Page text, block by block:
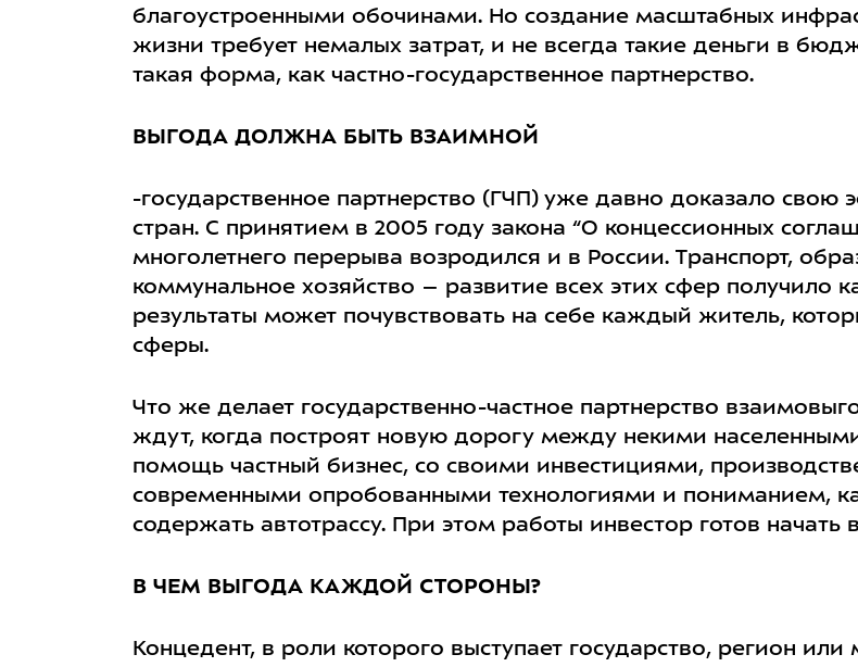
благоустроенными обочинами. Но создание масштабных
жизни требует немалых затрат, и не всегда такие деньги в
такая форма, как частно-государственное партнерство.
ВЫГОДА ДОЛЖНА БЫТЬ ВЗАИМНОЙ
-государственное партнерство (ГЧП) уже давно доказало свою
стран. С принятием в 2005 году закона “О концессионных
многолетнего перерыва возродился и в России. Транспорт,
коммунальное хозяйство – развитие всех этих сфер получило
результаты может почувствовать на себе каждый житель,
сферы.
Что же делает государственно-частное партнерство
ждут, когда построят новую дорогу между некими
помощь частный бизнес, со своими инвестициями,
современными опробованными технологиями и пониманием,
содержать автотрассу. При этом работы инвестор готов начать
В ЧЕМ ВЫГОДА КАЖДОЙ СТОРОНЫ?
Концедент, в роли которого выступает государство, регион